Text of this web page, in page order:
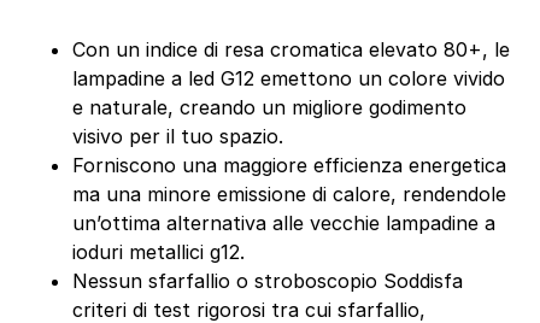
Con un indice di resa cromatica elevato 80+, le
lampadine a led G12 emettono un colore vivido
e naturale, creando un migliore godimento
visivo per il tuo spazio.
Forniscono una maggiore efficienza energetica
ma una minore emissione di calore, rendendole
un’ottima alternativa alle vecchie lampadine a
ioduri metallici g12.
Nessun sfarfallio o stroboscopio Soddisfa
criteri di test rigorosi tra cui sfarfallio,